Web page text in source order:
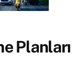
Planları